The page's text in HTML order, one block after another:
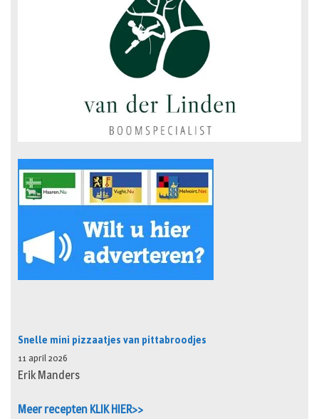
Snelle mini pizzaatjes van pittabroodjes
11 april 2026
Erik Manders
Meer recepten KLIK HIER>>